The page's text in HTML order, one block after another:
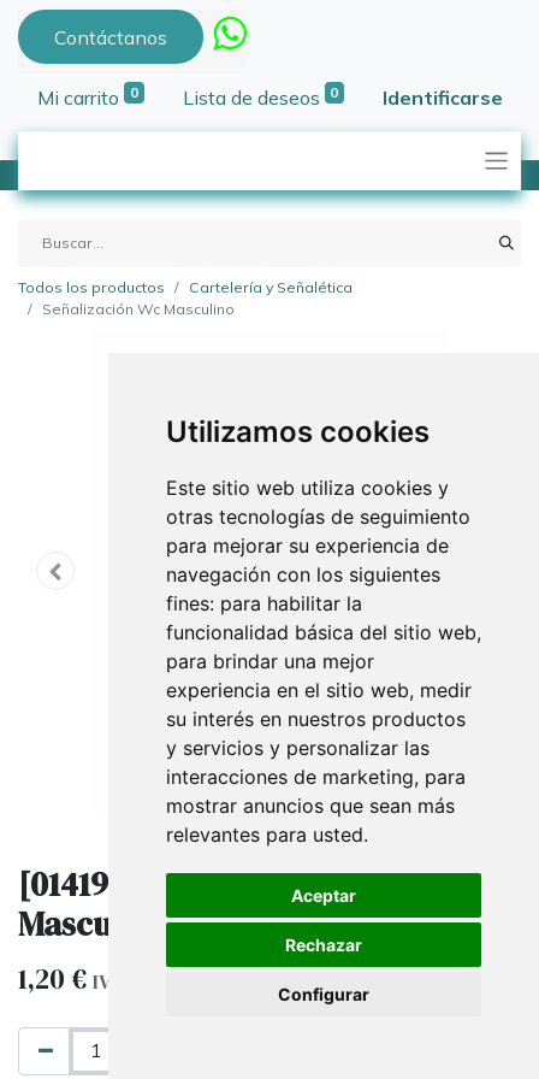
Utilizamos cookies
Este sitio web utiliza cookies y
otras tecnologías de seguimiento
para mejorar su experiencia de
navegación con los siguientes
fines: para habilitar la
funcionalidad básica del sitio web,
para brindar una mejor
experiencia en el sitio web, medir
su interés en nuestros productos
y servicios y personalizar las
interacciones de marketing, para
mostrar anuncios que sean más
relevantes para usted.
Aceptar
Rechazar
Configurar
Contáctanos
Mi carrito 0 Lista de deseos 0 Identificarse
Todos los productos
Cartelería y Señalética
Señalización Wc Masculino
[014196] Señalización Wc
Masculino
1,20€ IVA excluido